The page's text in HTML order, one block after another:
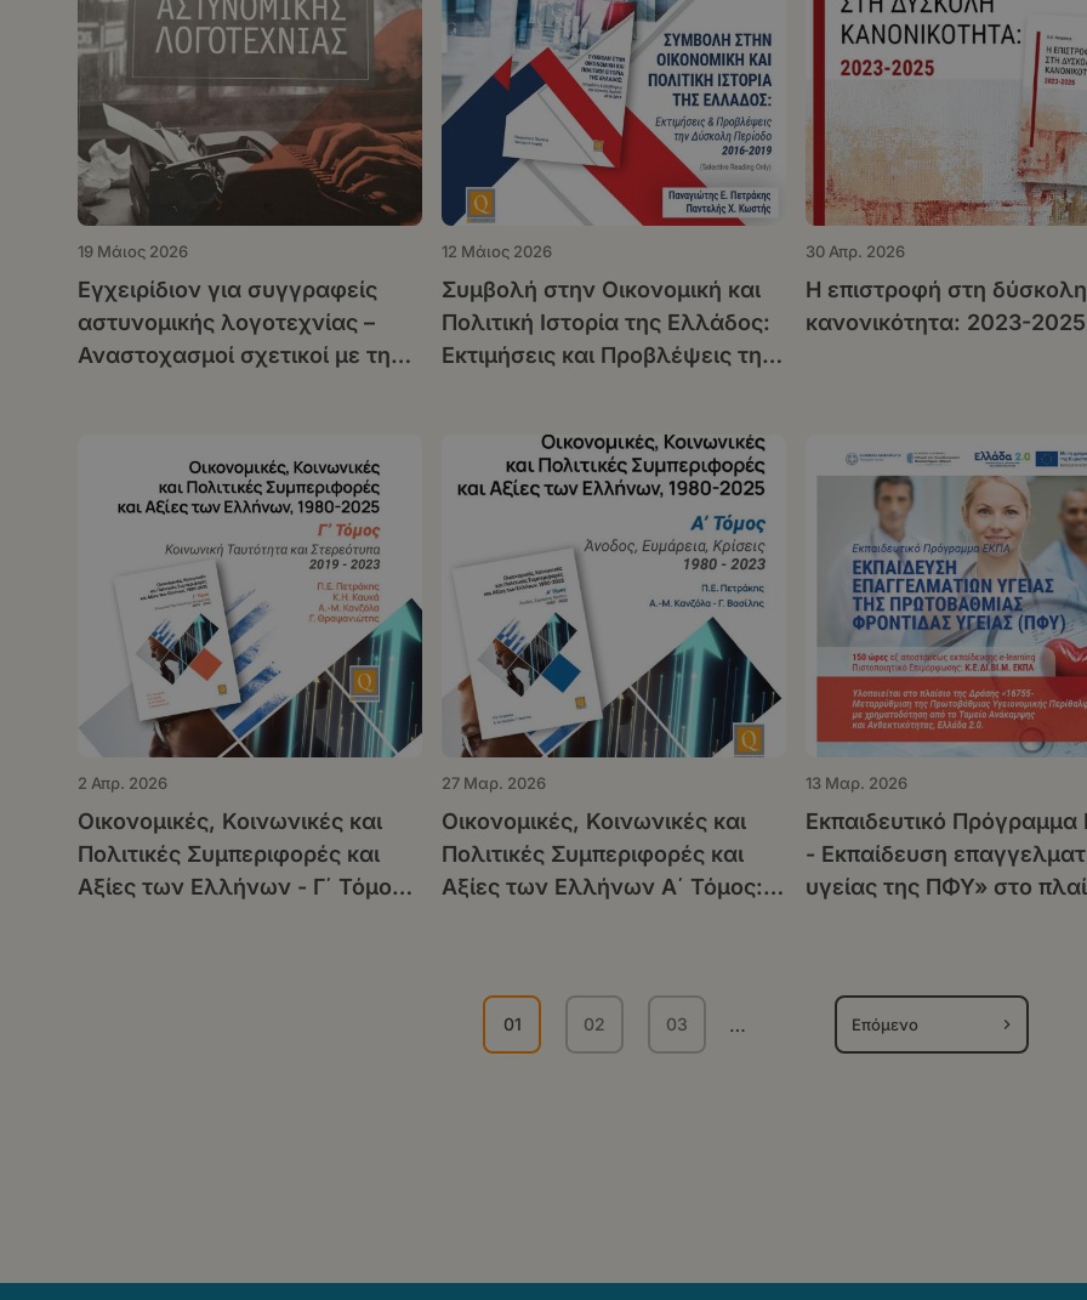
19 Μάιος 2026
Εγχειρίδιον για συγγραφείς
αστυνομικής λογοτεχνίας –
Αναστοχασμοί σχετικοί με τη
12 Μάιος 2026
Συμβολή στην Οικονομική και
Πολιτική Ιστορία της Ελλάδος:
Εκτιμήσεις και Προβλέψεις την
30 Απρ. 2026
Η επιστροφή στη δύσκολη
κανονικότητα: 2023-2025
2 Απρ. 2026
Οικονομικές, Κοινωνικές και
Πολιτικές Συμπεριφορές και
Αξίες των Ελλήνων - Γ΄ Τόμος:
27 Μαρ. 2026
Οικονομικές, Κοινωνικές και
Πολιτικές Συμπεριφορές και
Αξίες των Ελλήνων Α΄ Τόμος:
13 Μαρ. 2026
Εκπαιδευτικό
- Εκπαίδευση
υγείας της ΠΦΥ» στο
Τρέχουσα
σελίδα
01 Σελίδα
02 Σελίδα
03 … Επόμενο